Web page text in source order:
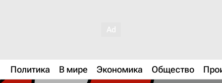
Политика В мире Экономика Общество